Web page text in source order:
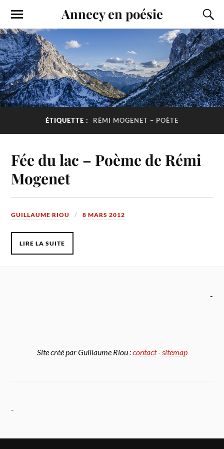
Annecy en poésie
ÉTIQUETTE : RÉMI MOGENET – POÈTE
Fée du lac – Poème de Rémi
Mogenet
GUILLAUME RIOU 8 MARS 2012
LIRE LA SUITE
-
Site créé par Guillaume Riou :contact-sitemap
-